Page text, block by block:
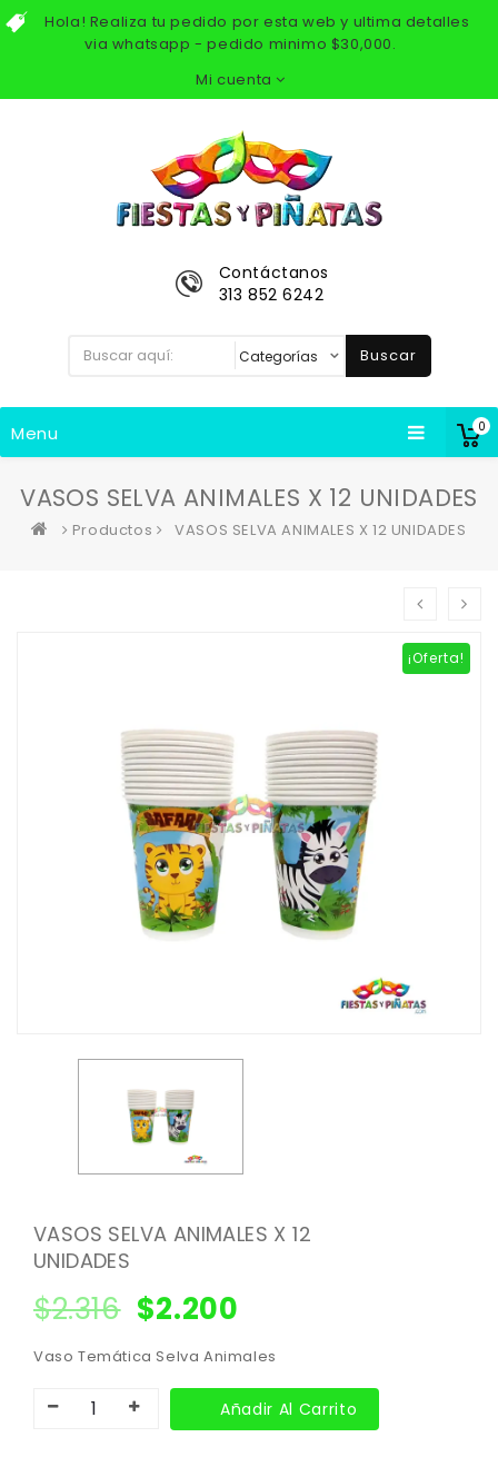
Hola! Realiza tu pedido por esta web y ultima detalles
via whatsapp - pedido minimo $30,000.
Mi cuenta
0
Contáctanos
313 852 6242
Buscar
Menu
VASOS SELVA ANIMALES X 12 UNIDADES
Productos VASOS SELVA ANIMALES X 12 UNIDADES
¡Oferta!
VASOS SELVA ANIMALES X 12
UNIDADES
$2.316 $2.200
Vaso Temática Selva Animales
Añadir Al Carrito